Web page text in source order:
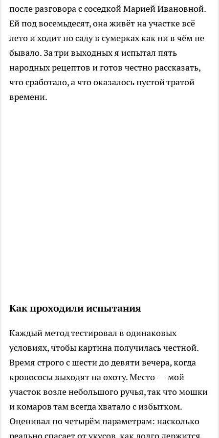
после разговора с соседкой Марией Ивановной.
Ей под восемьдесят, она живёт на участке всё
лето и ходит по саду в сумерках как ни в чём не
бывало. За три выходных я испытал пять
народных рецептов и готов честно рассказать,
что сработало, а что оказалось пустой тратой
времени.
Как проходили испытания
Каждый метод тестировал в одинаковых
условиях, чтобы картина получилась честной.
Время строго с шести до девяти вечера, когда
кровососы выходят на охоту. Место — мой
участок возле небольшого ручья, так что мошки
и комаров там всегда хватало с избытком.
Оценивал по четырём параметрам: насколько
реально спасает от укусов, как долго держится,